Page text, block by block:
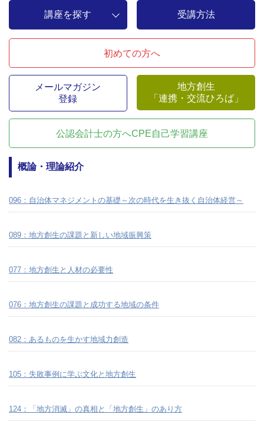
講座を探す 受講方法
初めての方へ
メールマガジン
登録
地方創生
「連携・交流ひろば」
公認会計士の方へCPE自己学習講座
概論・理論紹介
096：自治体マネジメントの基礎～次の時代を生き抜く自治体経営～
089：地方創生の課題と新しい地域振興策
077：地方創生と人材の必要性
076：地方創生の課題と成功する地域の条件
082：あるものを生かす地域力創造
105：失敗事例に学ぶ文化と地方創生
124：「地方消滅」の真相と「地方創生」のあり方